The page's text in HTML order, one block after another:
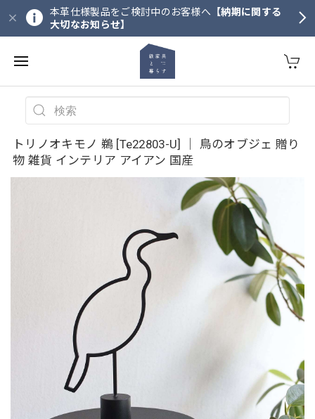
本革仕様製品をご検討中のお客様へ 【納期に関する
大切なお知らせ】
トリノオキモノ 鵜 [Te22803-U] ｜ 鳥のオブジェ 贈り
物 雑貨 インテリア アイアン 国産